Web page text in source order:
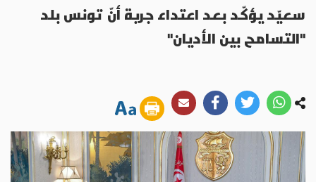
سعيّد يؤكّد بعد اعتداء جربة أنّ تونس بلد
"التسامح بين الأديان"